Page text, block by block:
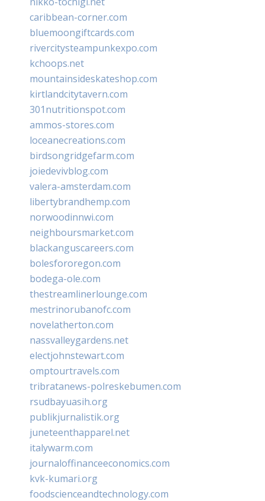
caribbean-corner.com
bluemoongiftcards.com
rivercitysteampunkexpo.com
kchoops.net
mountainsideskateshop.com
kirtlandcitytavern.com
301nutritionspot.com
ammos-stores.com
loceanecreations.com
birdsongridgefarm.com
joiedevivblog.com
valera-amsterdam.com
libertybrandhemp.com
norwoodinnwi.com
neighboursmarket.com
blackanguscareers.com
bolesfororegon.com
bodega-ole.com
thestreamlinerlounge.com
mestrinorubanofc.com
novelatherton.com
nassvalleygardens.net
electjohnstewart.com
omptourtravels.com
tribratanews-polreskebumen.com
rsudbayuasih.org
publikjurnalistik.org
juneteenthapparel.net
italywarm.com
journaloffinanceeconomics.com
kvk-kumari.org
foodscienceandtechnology.com